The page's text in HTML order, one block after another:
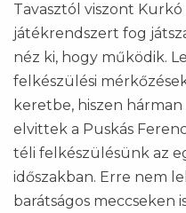
Tavasztól viszont
játékrendszert fog
néz ki, hogy működik.
felkészülési
keretbe, hiszen
elvittek a Puskás
téli felkészülésünk az
időszakban. Erre nem
barátságos meccseken